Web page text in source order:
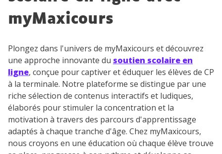
myMaxicours
Plongez dans l'univers de myMaxicours et découvrez
une approche innovante du soutien scolaire en
ligne, conçue pour captiver et éduquer les élèves de CP
à la terminale. Notre plateforme se distingue par une
riche sélection de contenus interactifs et ludiques,
élaborés pour stimuler la concentration et la
motivation à travers des parcours d'apprentissage
adaptés à chaque tranche d'âge. Chez myMaxicours,
nous croyons en une éducation où chaque élève trouve